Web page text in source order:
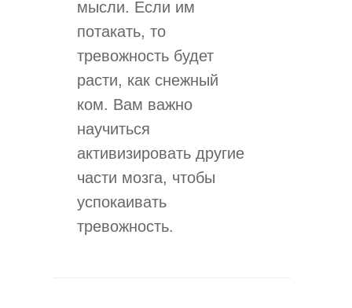
мысли. Если им
потакать, то
тревожность будет
расти, как снежный
ком. Вам важно
научиться
активизировать другие
части мозга, чтобы
успокаивать
тревожность.